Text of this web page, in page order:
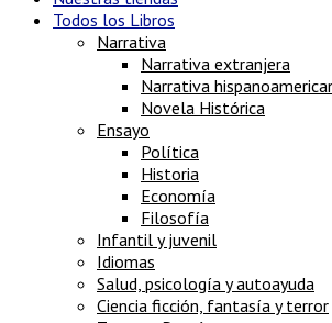
Todos los Libros
Narrativa
Narrativa extranjera
Narrativa
Novela Histórica
Ensayo
Política
Historia
Economía
Filosofía
Infantil y juvenil
Idiomas
Salud, psicología y autoayuda
Ciencia ficción, fantasía y terror